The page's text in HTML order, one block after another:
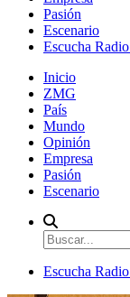
Pasión
Escenario
Escucha
Inicio
ZMG
País
Mundo
Opinión
Empresa
Pasión
Escenario
Escucha